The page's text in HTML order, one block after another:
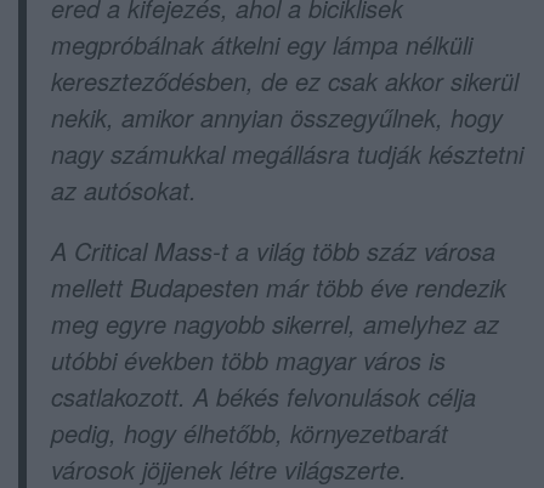
ered a kifejezés, ahol a biciklisek
megpróbálnak átkelni egy lámpa nélküli
kereszteződésben, de ez csak akkor sikerül
nekik, amikor annyian összegyűlnek, hogy
nagy számukkal megállásra tudják késztetni
az autósokat.
A Critical Mass-t a világ több száz városa
mellett Budapesten már több éve rendezik
meg egyre nagyobb sikerrel, amelyhez az
utóbbi években több magyar város is
csatlakozott. A békés felvonulások célja
pedig, hogy élhetőbb, környezetbarát
városok jöjjenek létre világszerte.